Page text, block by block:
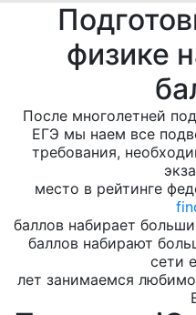
физике
После многолетней
ЕГЭ мы наем все
требования,
место в рейтинге
баллов набирает
баллов набирают
сети
лет занимаемся